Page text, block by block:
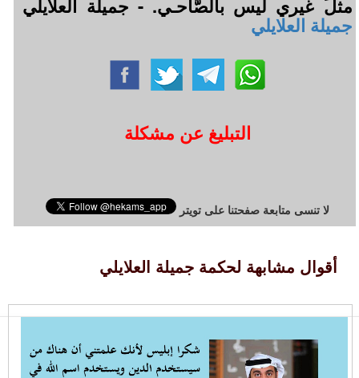
مثل غيري ليس بالصَّاحـي. - جميلة العلايلي
جميلة العلايلي
التبليغ عن مشكلة
لا تنسى متابعة صفحتنا على تويتر
أقوال مشابهة لحكمة جميلة العلايلي